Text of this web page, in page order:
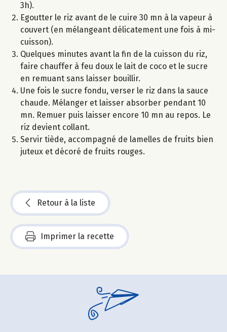
3h).
Egoutter le riz avant de le cuire 30 mn à la vapeur à
couvert (en mélangeant délicatement une fois à mi-
cuisson).
Quelques minutes avant la fin de la cuisson du riz,
faire chauffer à feu doux le lait de coco et le sucre
en remuant sans laisser bouillir.
Une fois le sucre fondu, verser le riz dans la sauce
chaude. Mélanger et laisser absorber pendant 10
mn. Remuer puis laisser encore 10 mn au repos. Le
riz devient collant.
Servir tiède, accompagné de lamelles de fruits bien
juteux et décoré de fruits rouges.
Retour à la liste
Imprimer la recette